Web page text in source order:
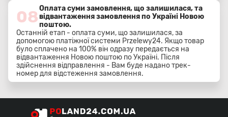
08Оплата суми замовлення, що залишилася, та
відвантаження замовлення по Україні Новою
поштою.
Останній етап - оплата суми, що залишилася, за
допомогою платіжної системи Przelewy24. Якщо товар
було сплачено на 100% він одразу передається на
відвантаження Новою поштою по Україні. Після
здійснення відправлення - Вам буде надано трек-
номер для відстеження замовлення.